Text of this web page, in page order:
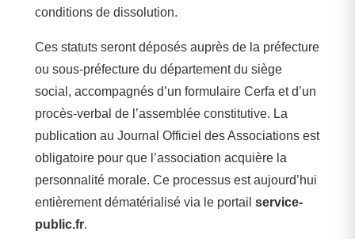
conditions de dissolution.
Ces statuts seront déposés auprès de la préfecture
ou sous-préfecture du département du siège
social, accompagnés d’un formulaire Cerfa et d’un
procès-verbal de l’assemblée constitutive. La
publication au Journal Officiel des Associations est
obligatoire pour que l’association acquière la
personnalité morale. Ce processus est aujourd’hui
entièrement dématérialisé via le portail service-
public.fr.